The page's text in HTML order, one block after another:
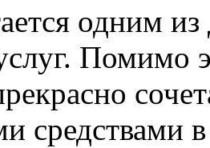
одним
Помимо
средствами